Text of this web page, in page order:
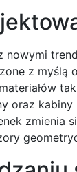
z myślą
oraz
zmienia